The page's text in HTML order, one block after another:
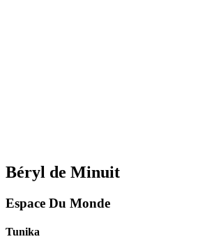
Béryl de Minuit
Espace Du Monde
Tunika